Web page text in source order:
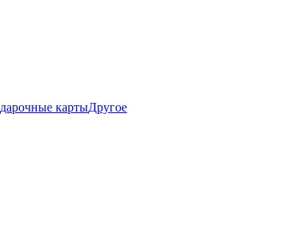
картыДругое